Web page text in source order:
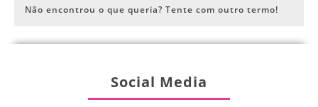
Não encontrou o que queria? Tente com outro termo!
Social Media